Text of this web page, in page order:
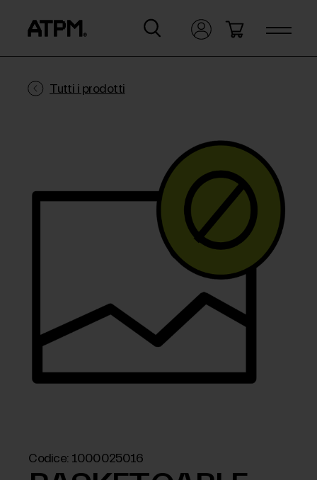
Tutti i prodotti
Codice: 1000025016